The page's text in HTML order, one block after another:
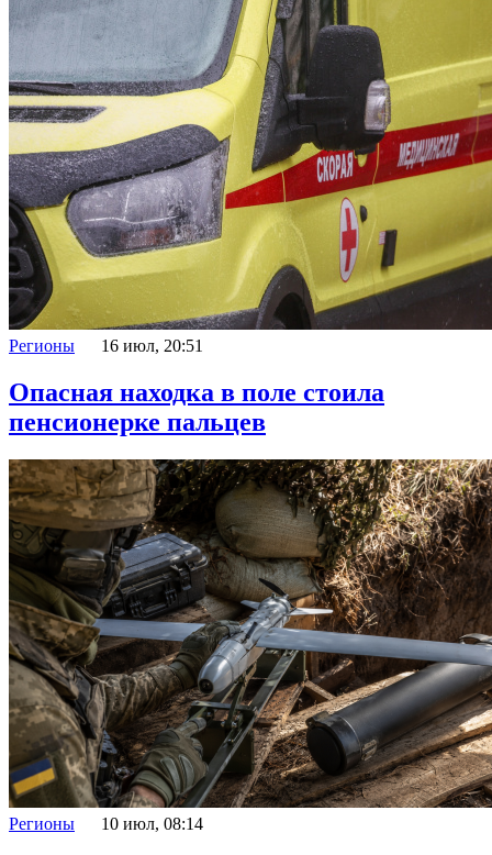
Регионы 16 июл, 20:51
Опасная находка в поле стоила
пенсионерке пальцев
Регионы 10 июл, 08:14